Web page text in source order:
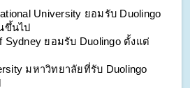
University ยอมรับ Duolingo
นไป
Sydney ยอมรับ Duolingo ตั้งแต่
มหาวิทยาลัยที่รับ Duolingo